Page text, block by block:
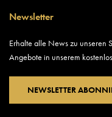
Newsletter
Erhalte alle News zu unseren
Angebote in unserem
NEWSLETTER